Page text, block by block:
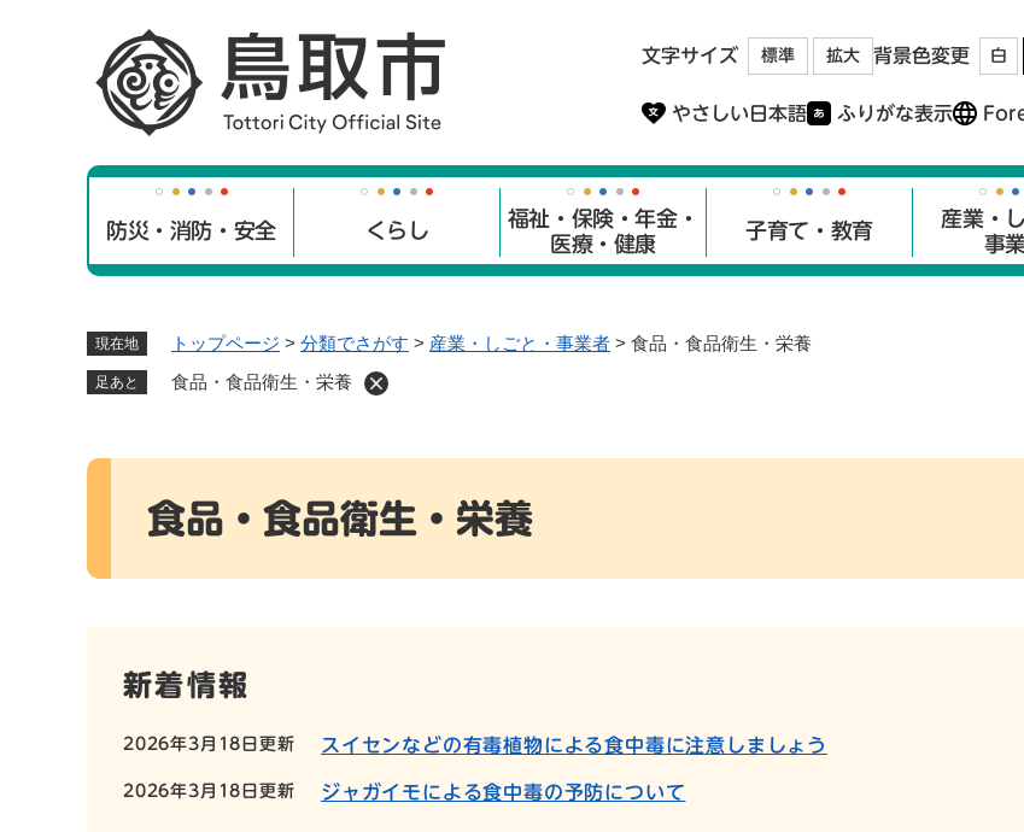
文字サイズ 標準 拡大 背景色変更 白
やさしい日本語 ふりがな表示
防災・消防・安全 くらし
福祉・保険・年金・
医療・健康
子育て・教育
産業・
事
現在地 トップページ > 分類でさがす > 産業・しごと・事業者 > 食品・食品衛生・栄養
足あと 食品・食品衛生・栄養
本
食品・食品衛生・栄養
新着情報
2026年3月18日更新 スイセンなどの有毒植物による食中毒に注意しましょう
2026年3月18日更新 ジャガイモによる食中毒の予防について